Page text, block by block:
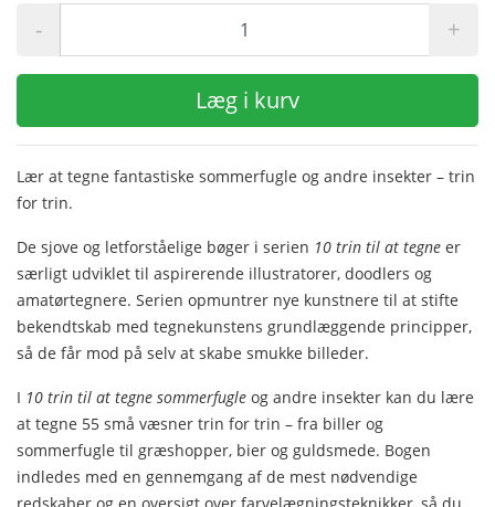
- +
Læg i kurv
Lær at tegne fantastiske sommerfugle og andre insekter – trin
for trin.
De sjove og letforståelige bøger i serien 10 trin til at tegne er
særligt udviklet til aspirerende illustratorer, doodlers og
amatørtegnere. Serien opmuntrer nye kunstnere til at stifte
bekendtskab med tegnekunstens grundlæggende principper,
så de får mod på selv at skabe smukke billeder.
I 10 trin til at tegne sommerfugle og andre insekter kan du lære
at tegne 55 små væsner trin for trin – fra biller og
sommerfugle til græshopper, bier og guldsmede. Bogen
indledes med en gennemgang af de mest nødvendige
redskaber og en oversigt over farvelægningsteknikker, så du